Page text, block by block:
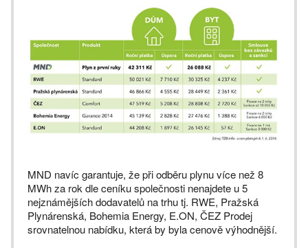
MND navíc garantuje, že při odběru plynu více než 8
MWh za rok dle ceníku společnosti nenajdete u 5
nejznámějších dodavatelů na trhu tj. RWE, Pražská
Plynárenská, Bohemia Energy, E.ON, ČEZ Prodej
srovnatelnou nabídku, která by byla cenově výhodnější.